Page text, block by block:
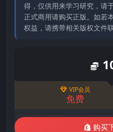
得，仅供用来学习研究，请
正式商用请购买正版。如若
权益，请携带相关版权文件
VIP会员
免费
购买